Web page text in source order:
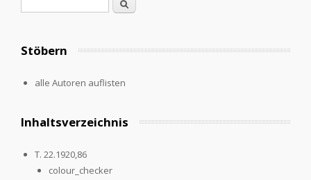
Search
Stöbern
alle Autoren auflisten
Inhaltsverzeichnis
T. 22.1920,86
colour_checker